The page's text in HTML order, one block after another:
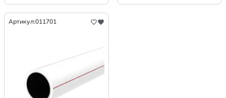
Артикул:011701